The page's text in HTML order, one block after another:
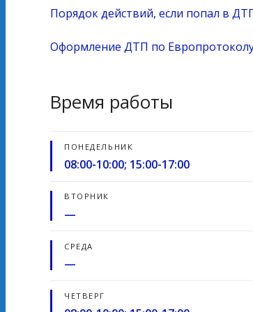
Порядок действий, если попал в
Оформление ДТП по
Время работы
ПОНЕДЕЛЬНИК
08:00-10:00; 15:00-17:00
ВТОРНИК
—
СРЕДА
—
ЧЕТВЕРГ